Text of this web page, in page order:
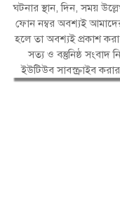
ঘটনার স্থান, দিন, সময়
ফোন নম্বর অবশ্যই
হলে তা অবশ্যই প্রকাশ
সত্য ও বস্তুনিষ্ঠ
ইউটিউব সাবস্ক্রাইব